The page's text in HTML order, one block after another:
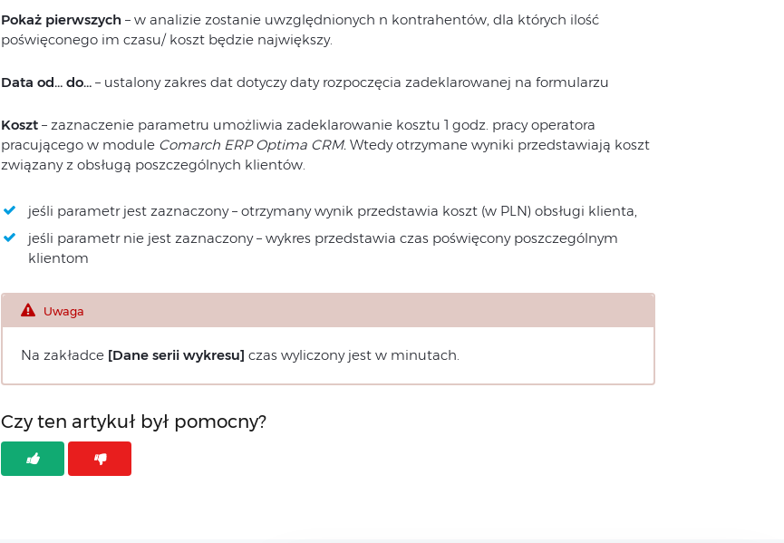
Pokaż pierwszych– w analizie zostanie uwzględnionych n kontrahentów, dla których ilość
poświęconego im czasu/ koszt będzie największy.
Data od… do…– ustalony zakres dat dotyczy daty rozpoczęcia zadeklarowanej na formularzu
Koszt– zaznaczenie parametru umożliwia zadeklarowanie kosztu 1 godz. pracy operatora
pracującego w module Comarch ERP Optima CRM.Wtedy otrzymane wyniki przedstawiają koszt
związany z obsługą poszczególnych klientów.
jeśli parametr jest zaznaczony – otrzymany wynik przedstawia koszt (w PLN) obsługi klienta,
jeśli parametr nie jest zaznaczony – wykres przedstawia czas poświęcony poszczególnym
klientom
Uwaga
Na zakładce [Dane serii wykresu] czas wyliczony jest w minutach.
Czy ten artykuł był pomocny?